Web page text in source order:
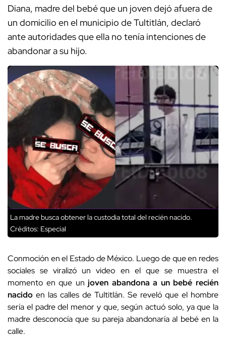
Diana, madre del bebé que un joven dejó afuera de
un domicilio en el municipio de Tultitlán, declaró
ante autoridades que ella no tenía intenciones de
abandonar a su hijo.
La madre busca obtener la custodia total del recién nacido.
Créditos: Especial
Conmoción en el Estado de México. Luego de que en redes
sociales se viralizó un video en el que se muestra el
momento en que un joven abandona a un bebé recién
nacido en las calles de Tultitlán. Se reveló que el hombre
sería el padre del menor y que, según actuó solo, ya que la
madre desconocía que su pareja abandonaría al bebé en la
calle.